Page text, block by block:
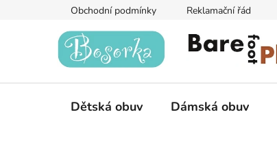
Obchodní podmínky Reklamační řád
Dětská obuv Dámská obuv